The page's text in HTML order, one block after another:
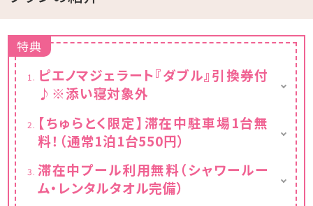
特典
ピエノマジェラート『ダブル』引換券付
♪※添い寝対象外
※『ピエノマジェラート』が休業日でご利用い
ただけない場合は、
いたします。
【ちゅらとく限定】滞在中駐車場1台無
料！（通常1泊1台550円）
※2台目からは有料となりますのでご注意くだ
さい
滞在中プール利用無料（シャワールー
ム・レンタルタオル完備）